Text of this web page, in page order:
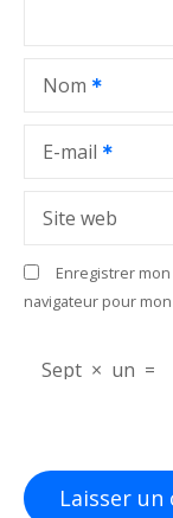
t
i
Nom
E-mail
Site web
Enregistrer
navigateur pour
Sept × un =